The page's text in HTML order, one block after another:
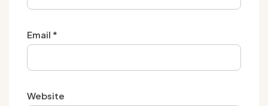
Email *
Website